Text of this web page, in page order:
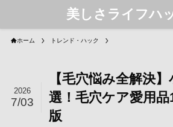
美しさライフハ
ホーム トレンド・ハック
【毛穴悩み全解決
選！毛穴ケア愛用品
版
2026
7/03